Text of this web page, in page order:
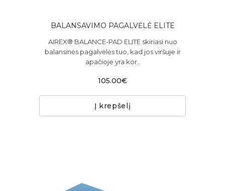
BALANSAVIMO PAGALVĖLĖ ELITE
AIREX® BALANCE-PAD ELITE skiriasi nuo
balansinės pagalvėlės tuo, kad jos viršuje ir
apačioje yra kor..
105.00€
Į krepšelį